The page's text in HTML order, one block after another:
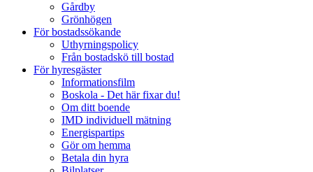
Gårdby
Grönhögen
För bostadssökande
Uthyrningspolicy
Från bostadskö till bostad
För hyresgäster
Informationsfilm
Boskola - Det här fixar du!
Om ditt boende
IMD individuell mätning
Energispartips
Gör om hemma
Betala din hyra